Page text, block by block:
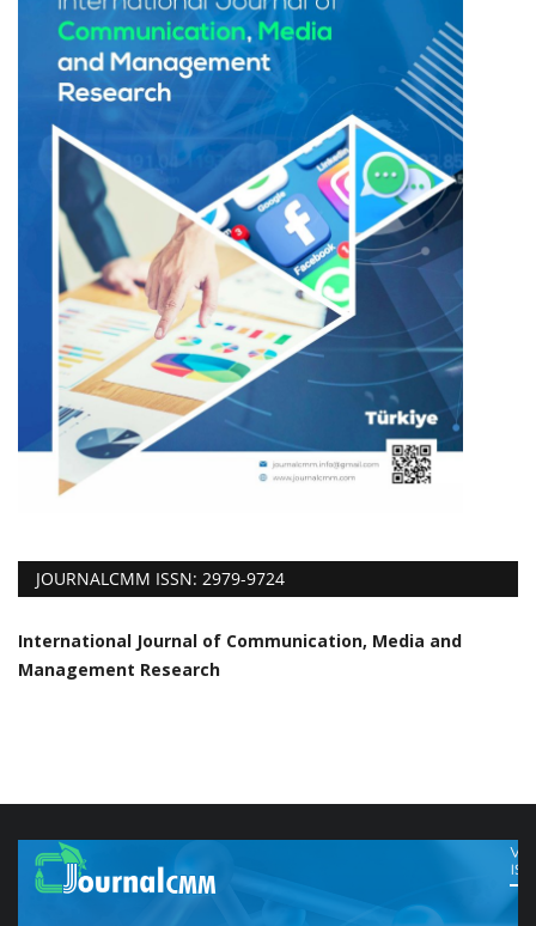
JOURNALCMM ISSN: 2979-9724
International Journal of Communication, Media and
Management Research